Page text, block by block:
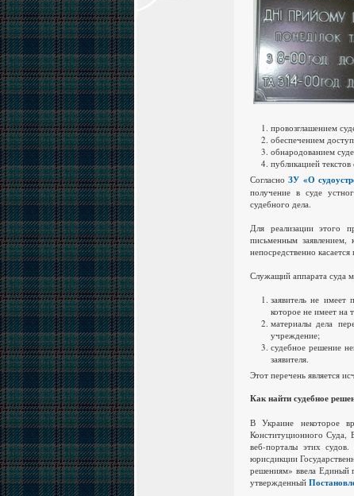
провозглашением
обеспечением
обнародованием
публикацией
СогласноЗУ «О
получение в суде
судебного дела.
Для реализации этого
письменным
непосредственно
Служащий аппарата суда
заявитель не имеет
которое не имеет на
материалы дела
учреждение;
судебное решение
заявителя.
Этот перечень является
Как найти судебное
В Украине некоторое
Конституционного Суда,
веб-порталы этих судов.
юрисдикции
решениям» ввела Единый
утвержденный